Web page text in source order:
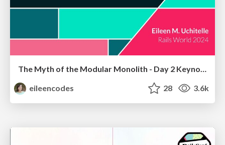
eileencodes
28 3.6k